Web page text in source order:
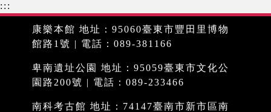
:::
康樂本館 地址：95060臺東市豐田里博物
館路1號 | 電話：089-381166
卑南遺址公園 地址：95059臺東市文化公
園路200號 | 電話：089-233466
南科考古館 地址：74147臺南市新市區南